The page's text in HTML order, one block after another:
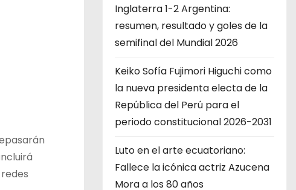
Inglaterra 1-2 Argentina:
resumen, resultado y goles de la
semifinal del Mundial 2026
Keiko Sofía Fujimori Higuchi como
la nueva presidenta electa de la
República del Perú para el
periodo constitucional 2026-2031
Luto en el arte ecuatoriano:
Fallece la icónica actriz Azucena
Mora a los 80 años